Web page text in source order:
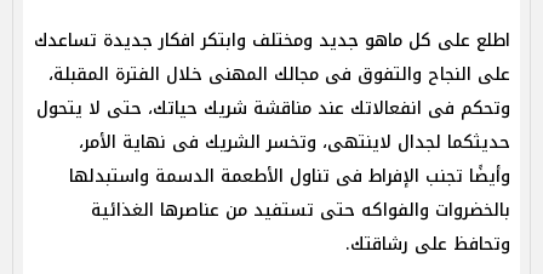
اطلع على كل ماهو جديد ومختلف وابتكر افكار جديدة تساعدك
على النجاح والتفوق فى مجالك المهنى خلال الفترة المقبلة،
وتحكم فى انفعالاتك عند مناقشة شريك حياتك، حتى لا يتحول
حديثكما لجدال لاينتهى، وتخسر الشريك فى نهاية الأمر،
وأيضًا تجنب الإفراط فى تناول الأطعمة الدسمة واستبدلها
بالخضروات والفواكه حتى تستفيد من عناصرها الغذائية
وتحافظ على رشاقتك.